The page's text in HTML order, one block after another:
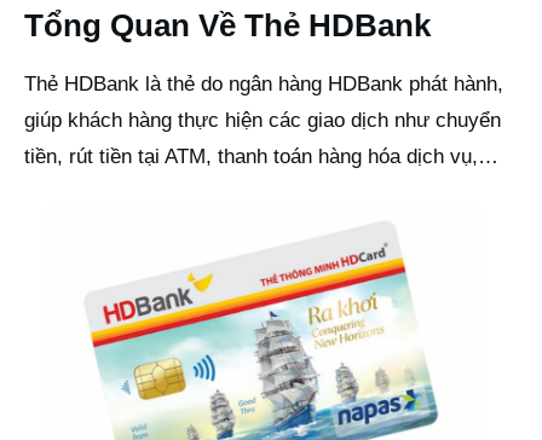
Tổng Quan Về Thẻ HDBank
Thẻ HDBank là thẻ do ngân hàng HDBank phát hành,
giúp khách hàng thực hiện các giao dịch như chuyển
tiền, rút tiền tại ATM, thanh toán hàng hóa dịch vụ,…